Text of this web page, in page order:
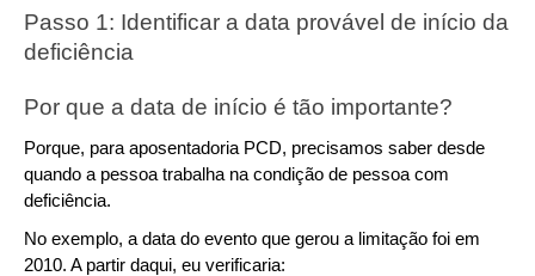
Passo 1: Identificar a data provável de início da
deficiência
Por que a data de início é tão importante?
Porque, para aposentadoria PCD, precisamos saber desde
quando a pessoa trabalha na condição de pessoa com
deficiência.
No exemplo, a data do evento que gerou a limitação foi em
2010. A partir daqui, eu verificaria: